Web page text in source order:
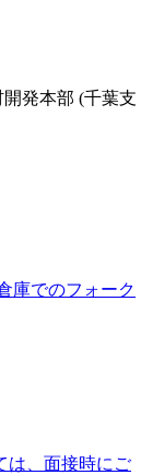
発本部 (千葉支
庫でのフォーク
は、面接時にご